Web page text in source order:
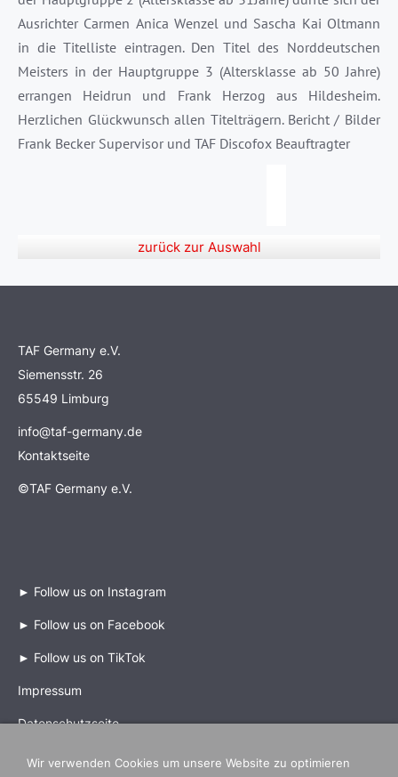
Ausrichter Carmen Anica Wenzel und Sascha Kai Oltmann
in die Titelliste eintragen. Den Titel des Norddeutschen
Meisters in der Hauptgruppe 3 (Altersklasse ab 50 Jahre)
errangen Heidrun und Frank Herzog aus Hildesheim.
Herzlichen Glückwunsch allen Titelträgern. Bericht / Bilder
Frank Becker Supervisor und TAF Discofox Beauftragter
zurück zur Auswahl
TAF Germany e.V.
Siemensstr. 26
65549 Limburg
info@taf-germany.de
Kontaktseite
©TAF Germany e.V.
► Follow us on Instagram
► Follow us on Facebook
► Follow us on TikTok
Impressum
Datenschutzseite
Wir verwenden Cookies um unsere Website zu optimieren